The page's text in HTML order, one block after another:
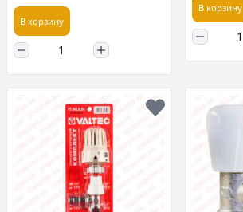
В корзину
В корзину